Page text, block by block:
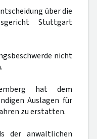
über die
Stuttgart
nicht
hat dem
Auslagen für
zu erstatten.
der anwaltlichen